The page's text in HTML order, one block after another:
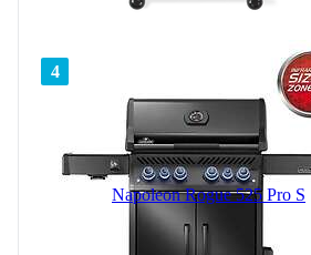
4
Napoleon Rogue 525 Pro S